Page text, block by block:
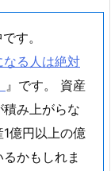
す。
る人は絶対
』です。 資産
み上がらな
億円以上の億
かもしれま